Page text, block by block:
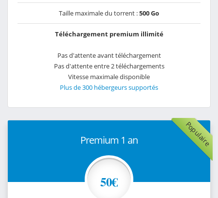
Taille maximale du torrent :500 Go
Téléchargement premium illimité
Pas d'attente avant téléchargement
Pas d'attente entre 2 téléchargements
Vitesse maximale disponible
Plus de 300 hébergeurs supportés
Populaire
Premium 1 an
50€